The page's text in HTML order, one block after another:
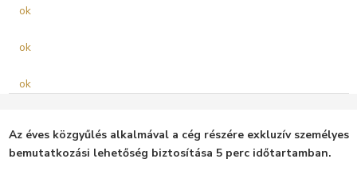
ok
ok
ok
Az éves közgyűlés alkalmával a cég részére exkluzív személyes
bemutatkozási lehetőség biztosítása 5 perc időtartamban.